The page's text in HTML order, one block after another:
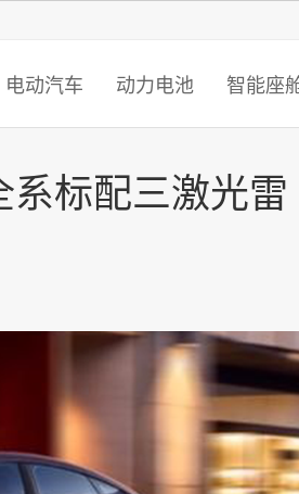
电动汽车 动力电池 智能座
标配三激光雷